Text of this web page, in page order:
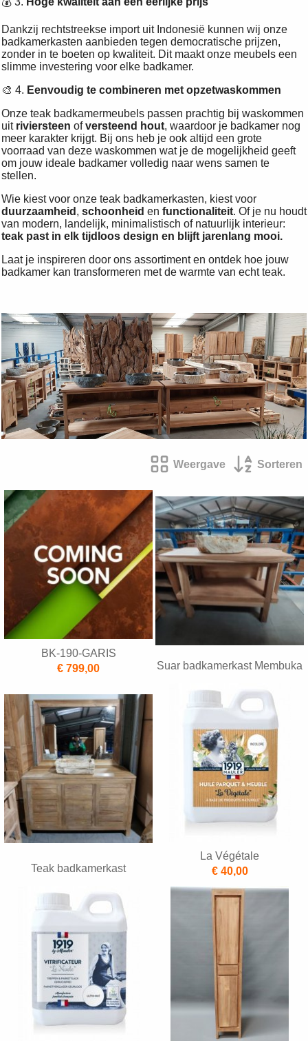
Dankzij rechtstreekse import uit Indonesië kunnen wij onze
badkamerkasten aanbieden tegen democratische prijzen,
zonder in te boeten op kwaliteit. Dit maakt onze meubels een
slimme investering voor elke badkamer.
🎨 4. Eenvoudig te combineren met opzetwaskommen
Onze teak badkamermeubels passen prachtig bij waskommen
uit riviersteen ofversteend hout, waardoor je badkamer nog
meer karakter krijgt. Bij ons heb je ook altijd een grote
voorraad van deze waskommen wat je de mogelijkheid geeft
om jouw ideale badkamer volledig naar wens samen te
stellen.
Wie kiest voor onze teak badkamerkasten, kiest voor
duurzaamheid , schoonheid en functionaliteit. Of je nu houdt
van modern, landelijk, minimalistisch of natuurlijk interieur:
teak past in elk tijdloos design en blijft jarenlang mooi.
Laat je inspireren door ons assortiment en ontdek hoe jouw
badkamer kan transformeren met de warmte van echt teak.
Weergave Sorteren
BK-190-GARIS
€ 799,00
Suar badkamerkast Membuka
Teak badkamerkast
La Végétale
€ 40,00